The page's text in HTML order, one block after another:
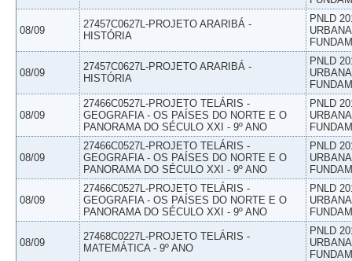
08/09
27457C0627L-PROJETO ARARIBÁ -
HISTÓRIA
PNLD
08/09
27457C0627L-PROJETO ARARIBÁ -
HISTÓRIA
PNLD
08/09
27466C0527L-PROJETO TELÁRIS -
GEOGRAFIA - OS PAÍSES DO NORTE E O
PANORAMA DO SÉCULO XXI - 9º ANO
PNLD
08/09
27466C0527L-PROJETO TELÁRIS -
GEOGRAFIA - OS PAÍSES DO NORTE E O
PANORAMA DO SÉCULO XXI - 9º ANO
PNLD
08/09
27466C0527L-PROJETO TELÁRIS -
GEOGRAFIA - OS PAÍSES DO NORTE E O
PANORAMA DO SÉCULO XXI - 9º ANO
PNLD
08/09
27468C0227L-PROJETO TELÁRIS -
MATEMÁTICA - 9º ANO
PNLD